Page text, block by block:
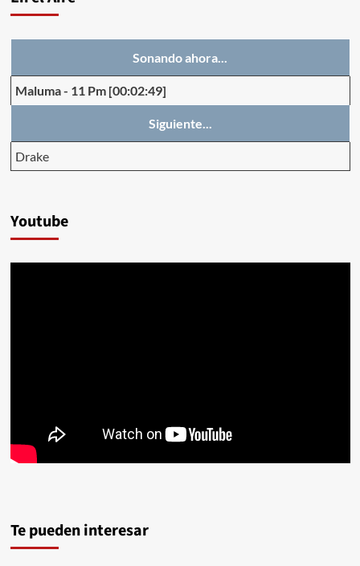
Sonando ahora...
Maluma- 11 Pm [00:02:49]
Siguiente...
Drake
Youtube
Te pueden interesar